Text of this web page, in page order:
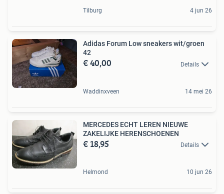
Tilburg 4 jun 26
Adidas Forum Low sneakers wit/groen
42
€ 40,00 Details
Waddinxveen 14 mei 26
MERCEDES ECHT LEREN NIEUWE
ZAKELIJKE HERENSCHOENEN
€ 18,95 Details
Helmond 10 jun 26